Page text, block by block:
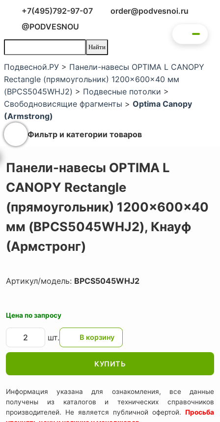
+7(495)792-97-07
order@podvesnoi.ru
@PODVESNOU
Подвесной.РУ > Панели-навесы OPTIMA L CANOPY
Rectangle (прямоугольник) 1200x600x40 мм
(BPCS5045WHJ2) > Подвесные потолки >
Свободновисящие фрагменты > Optima Canopy
(Armstrong)
Фильтр и категории товаров
Панели-навесы OPTIMA L
CANOPY Rectangle
(прямоугольник) 1200x600x40
мм (BPCS5045WHJ2), Кнауф
(Армстронг)
Артикул/модель: BPCS5045WHJ2
Цена по запросу
шт.
КУПИТЬ
Информация указана для ознакомления, все данные
получены из каталогов и технических справочников
производителей. Не является публичной офертой. Просьба